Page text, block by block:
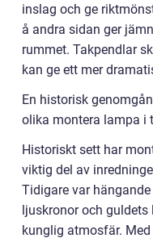
inslag och ge
å andra sidan ger
rummet. Takpendlar
kan ge ett mer
En historisk
olika montera lampa i
Historiskt sett har
viktig del av
Tidigare var
ljuskronor och
kunglig atmosfär.